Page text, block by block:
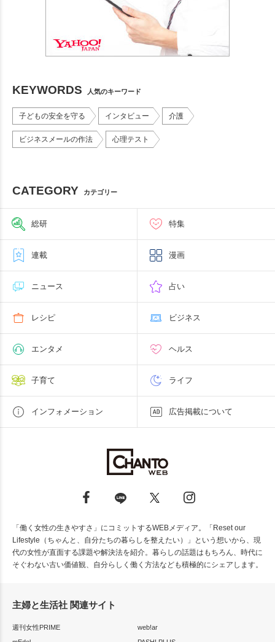
KEYWORDS 人気のキーワード
子どもの安全を守る インタビュー 介護
ビジネスメールの作法 心理テスト
CATEGORY カテゴリー
総研 特集
連載 漫画
ニュース 占い
レシピ ビジネス
エンタメ ヘルス
子育て ライフ
インフォメーション 広告掲載について
「働く女性の生きやすさ」にコミットするWEBメディア。「Reset our
Lifestyle（ちゃんと、自分たちの暮らしを整えたい）」という想いから、現
代の女性が直面する課題や解決法を紹介。暮らしの話題はもちろん、時代に
そぐわない古い価値観、自分らしく働く方法なども積極的にシェアします。
主婦と生活社 関連サイト
週刊女性PRIME
web!ar